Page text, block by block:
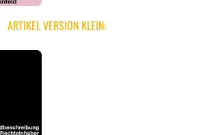
ARTIKEL VERSION KLEIN: